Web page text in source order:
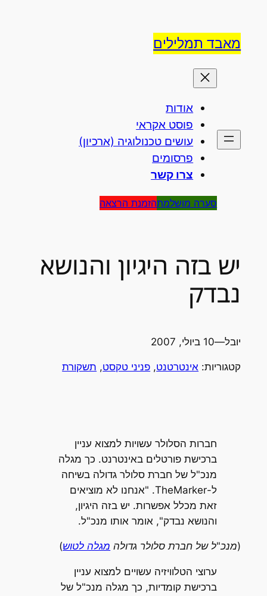
מאבד תמלילים
אודות
פוסט אקראי
עושים טכנולוגיה (ארכיון)
פרסומים
צרו קשר
סערה מושלמתהזמנת הרצאה
יש בזה היגיון והנושא
נבדק
יובל—10 ביולי, 2007
קטגוריות: אינטרטנט, פניני טקסט, תשקורת
חברות הסלולר עשויות למצוא עניין
ברכישת פורטלים באינטרנט. כך מגלה
מנכ"ל של חברת סלולר גדולה בשיחה
ל-TheMarker. "אנחנו לא מוציאים
זאת מכלל אפשרות. יש בזה היגיון,
והנושא נבדק", אומר אותו מנכ"ל.
(מנכ"ל של חברת סלולר גדולה מגלה לטוש)
ערוצי הטלוויזיה עשויים למצוא עניין
ברכישת קומדיות, כך מגלה מנכ"ל של